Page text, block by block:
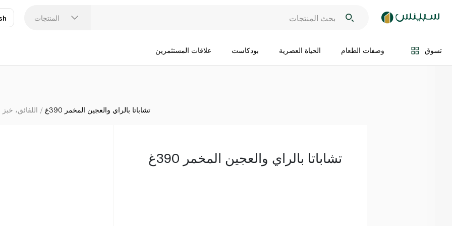
المنتجات
تسوق وصفات الطعام الحياة العصرية بودكاست علاقات المستثمرين
اضف الى السلة
اللفائق، خبز تشاباتا بالراي والعجين المخمر 390غ
تشاباتا بالراي والعجين المخمر 390غ